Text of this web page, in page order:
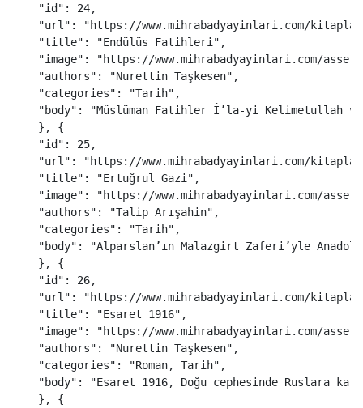
"id " : 24,
"url " : "https://www.mihrabadyayinlari.com/
"title" : "Endülüs Fatihleri " ,
"image" : "https://www.mihrabadyayinlari.com/
"authors" : "Nurettin Taşkesen" ,
"categories" : "Tarih" ,
"body" : "Müslüman Fatihler Î’la-yi Kelimetullah
},
{
"id " : 25,
"url " : "https://www.mihrabadyayinlari.com/
"title" : "Ertuğrul Gazi " ,
"image" : "https://www.mihrabadyayinlari.com/
"authors" : "Talip Arışahin" ,
"categories" : "Tarih" ,
"body" : "Alparslan’ın Malazgirt Zaferi’yle
},
{
"id " : 26,
"url " : "https://www.mihrabadyayinlari.com/
"title" : "Esaret 1916" ,
"image" : "https://www.mihrabadyayinlari.com/
"authors" : "Nurettin Taşkesen" ,
"categories" : "Roman, Tarih" ,
"body" : "Esaret 1916, Doğu cephesinde Ruslara
},
{